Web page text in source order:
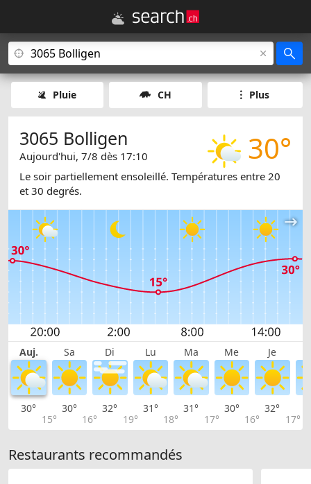
Pluie CH Plus
30°
3065 Bolligen
Aujourd'hui, 7/8 dès 17:10
Le soir partiellement ensoleillé. Températures entre 20
et 30 degrés.
Auj. Sa Di Lu Ma Me Je
30°
15°
30°
16°
32°
19°
31°
18°
31°
17°
30°
16°
32°
17°
Restaurants recommandés